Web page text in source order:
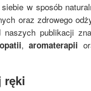
w sposób
oraz zdrowego
naszych publikacji
,aromaterapii
ręki